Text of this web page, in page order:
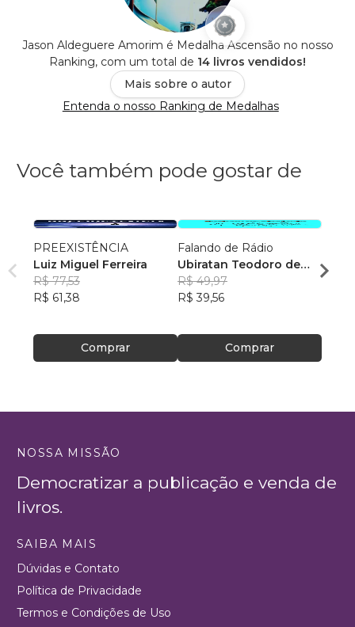
Jason Aldeguere Amorim é Medalha Ascensão no nosso
Ranking, com um total de 14 livros vendidos!
Mais sobre o autor
Entenda o nosso Ranking de Medalhas
Você também pode gostar de
PREEXISTÊNCIA
Luiz Miguel Ferreira
R$ 77,53
R$ 61,38
Comprar
Falando de Rádio
Ubiratan Teodoro de
Souza
R$ 49,97
R$ 39,56
Comprar
NOSSA MISSÃO
Democratizar a publicação e venda de
livros.
SAIBA MAIS
Dúvidas e Contato
Política de Privacidade
Termos e Condições de Uso